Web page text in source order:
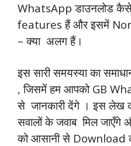
WhatsApp डाउनलोड
features हैं और इसमें
– क्या अलग हैं।
इस सारी समयस्या का
, जिसमें हम आपको GB
से जानकारी देंगे । इस लेख
सवालों के जवाब मिल
को आसानी से